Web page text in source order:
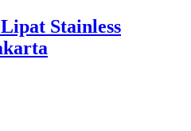
Stainless